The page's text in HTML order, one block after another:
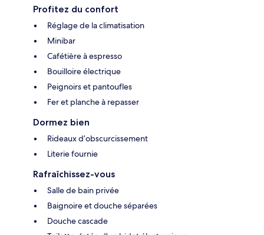
Profitez du confort
Réglage de la climatisation
Minibar
Cafétière à espresso
Bouilloire électrique
Peignoirs et pantoufles
Fer et planche à repasser
Dormez bien
Rideaux d’obscurcissement
Literie fournie
Rafraîchissez-vous
Salle de bain privée
Baignoire et douche séparées
Douche cascade